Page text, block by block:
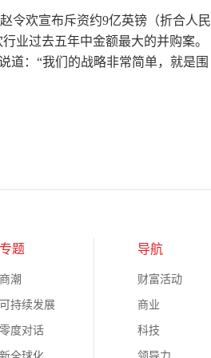
令欢宣布斥资约9亿英镑（折合人民
业过去五年中金额最大的并购案。
道：“我们的战略非常简单，就是围
专题
商潮
可持续发展
零度对话
导航
财富活动
商业
科技